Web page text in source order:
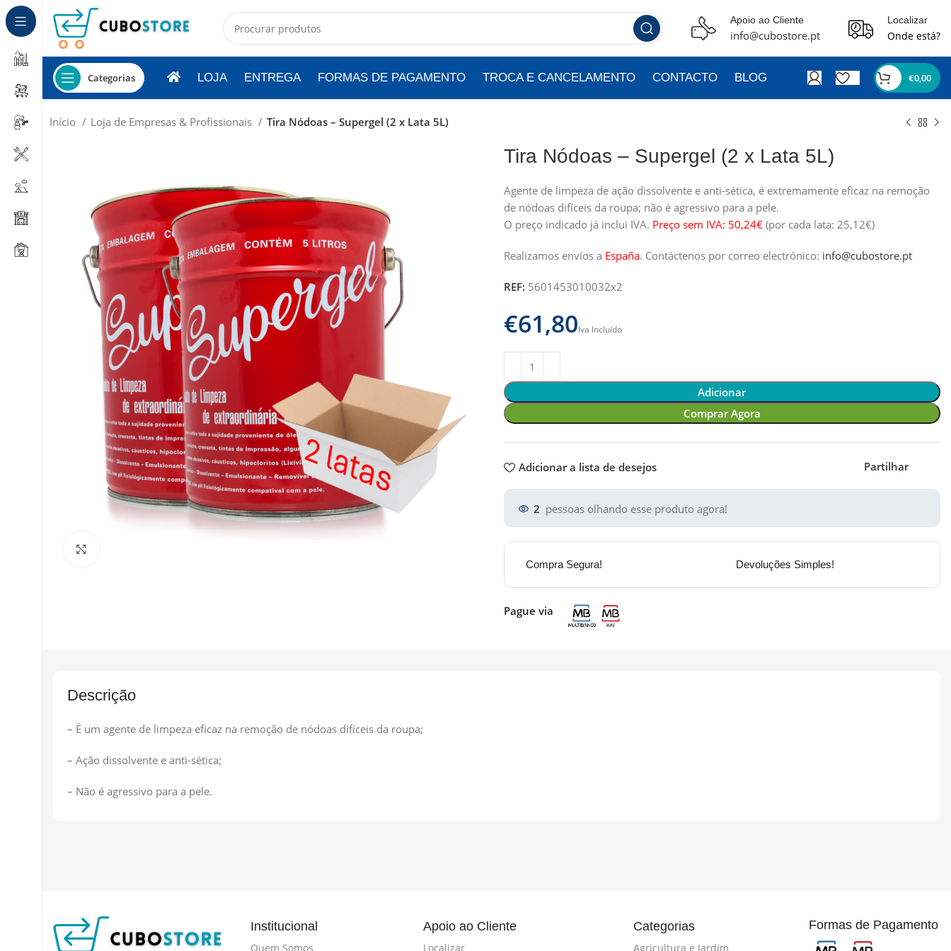
Apoio ao Cliente
info@cubostore.pt
Localizar
Onde está?
Categorias LOJA ENTREGA FORMAS DE PAGAMENTO TROCA E CANCELAMENTO CONTACTO BLOG €0,00
Início Loja de Empresas & Profissionais Tira Nódoas – Supergel (2 x Lata 5L)
Tira Nódoas – Supergel (2 x Lata 5L)
Agente de limpeza de ação dissolvente e anti-sética, é extremamente eficaz na remoção
de nódoas difíceis da roupa; não é agressivo para a pele.
O preço indicado já inclui IVA. Preço sem IVA: 50,24€ (por cada lata: 25,12€)
Realizamos envíos a España. Contáctenos por correo electrónico: info@cubostore.pt
REF: 5601453010032x2
€
Adicionar
Comprar Agora
Adicionar a lista de desejos Partilhar
2 pessoas olhando esse produto agora!
Compra Segura! Devoluções Simples!
Pague via
Descrição
– É um agente de limpeza eficaz na remoção de nódoas difíceis da roupa;
– Ação dissolvente e anti-sética;
– Não é agressivo para a pele.
Institucional
Quem Somos
Apoio ao Cliente
Localizar
Categorias
Agricultura e Jardim
Formas de Pagamento